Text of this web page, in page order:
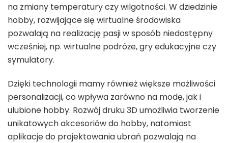
na zmiany temperatury czy wilgotności. W dziedzinie
hobby, rozwijające się wirtualne środowiska
pozwalają na realizację pasji w sposób niedostępny
wcześniej, np. wirtualne podróże, gry edukacyjne czy
symulatory.
Dzięki technologii mamy również większe możliwości
personalizacji, co wpływa zarówno na modę, jak i
ulubione hobby. Rozwój druku 3D umożliwia tworzenie
unikatowych akcesoriów do hobby, natomiast
aplikacje do projektowania ubrań pozwalają na